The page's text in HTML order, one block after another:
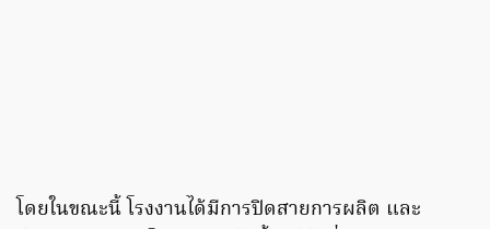
โดยในขณะนี้ โรงงานได้มีการปิดสายการผลิต และ